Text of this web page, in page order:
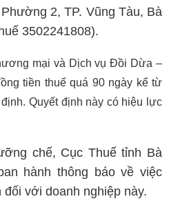
2, TP. Vũng Tàu, Bà
3502241808).
mại và Dịch vụ Đồi Dừa –
tiền thuế quá 90 ngày kể từ
Quyết định này có hiệu lực
chế, Cục Thuế tỉnh Bà
hành thông báo về việc
với doanh nghiệp này.